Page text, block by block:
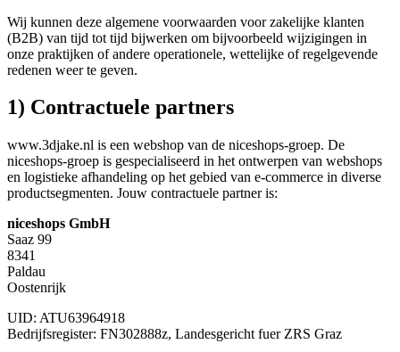
Wij kunnen deze algemene voorwaarden voor zakelijke klanten
(B2B) van tijd tot tijd bijwerken om bijvoorbeeld wijzigingen in
onze praktijken of andere operationele, wettelijke of regelgevende
redenen weer te geven.
1) Contractuele partners
www.3djake.nl is een webshop van de niceshops-groep. De
niceshops-groep is gespecialiseerd in het ontwerpen van webshops
en logistieke afhandeling op het gebied van e-commerce in diverse
productsegmenten. Jouw contractuele partner is:
niceshops GmbH
Saaz 99
8341
Paldau
Oostenrijk
UID: ATU63964918
Bedrijfsregister: FN302888z, Landesgericht fuer ZRS Graz